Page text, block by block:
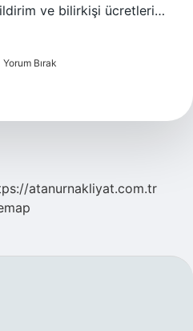
ve bilirkişi ücretleri…
Yorum Bırak
atanurnakliyat.com.tr